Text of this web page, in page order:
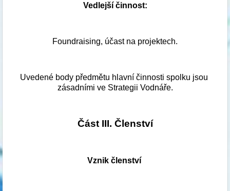
Vedlejší činnost:
Foundraising, účast na projektech.
Uvedené body předmětu hlavní činnosti spolku jsou
zásadními ve Strategii Vodnáře.
Část III. Členství
Vznik členství